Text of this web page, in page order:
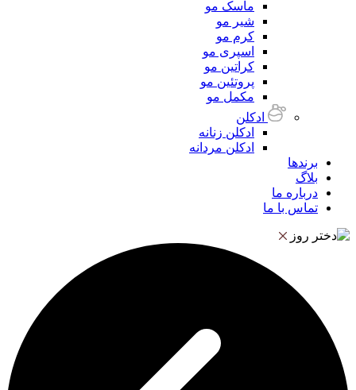
ماسک مو
شیر مو
کرم مو
اسپری مو
کراتین مو
پروتئین مو
مکمل مو
ادکلن
ادکلن زنانه
ادکلن مردانه
برندها
بلاگ
درباره ما
تماس با ما